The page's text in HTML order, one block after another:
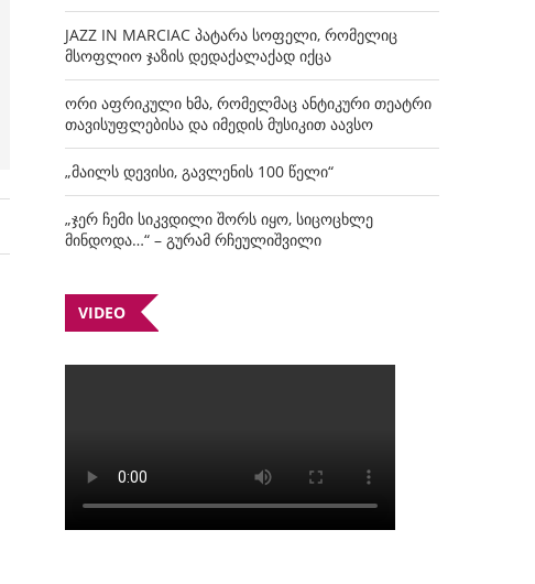
JAZZ IN MARCIAC პატარა სოფელი, რომელიც
მსოფლიო ჯაზის დედაქალაქად იქცა
ორი აფრიკული ხმა, რომელმაც ანტიკური თეატრი
თავისუფლებისა და იმედის მუსიკით აავსო
„მაილს დევისი, გავლენის 100 წელი“
„ჯერ ჩემი სიკვდილი შორს იყო, სიცოცხლე
მინდოდა…“ – გურამ რჩეულიშვილი
VIDEO